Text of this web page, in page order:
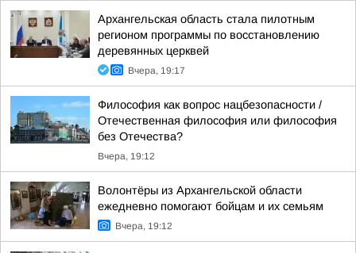
Архангельская область стала пилотным
регионом программы по восстановлению
деревянных церквей
Вчера, 19:17
Философия как вопрос нацбезопасности /
Отечественная философия или философия
без Отечества?
Вчера, 19:12
Волонтёры из Архангельской области
ежедневно помогают бойцам и их семьям
Вчера, 19:12